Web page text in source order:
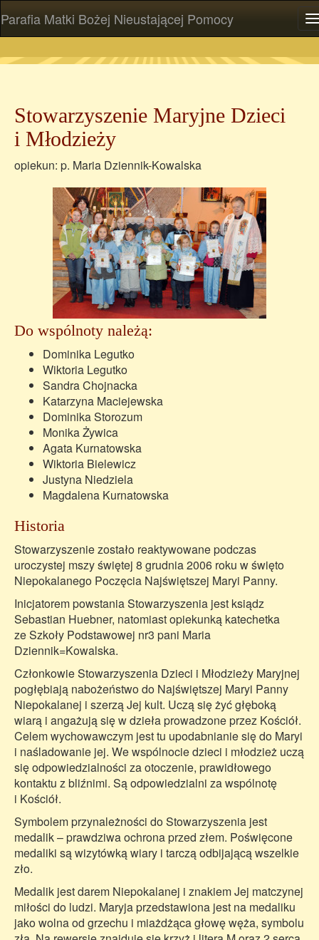
Parafia Matki Bożej Nieustającej Pomocy
Stowarzyszenie Maryjne Dzieci
i Młodzieży
opiekun: p. Maria Dziennik-Kowalska
Do wspólnoty należą:
Dominika Legutko
Wiktoria Legutko
Sandra Chojnacka
Katarzyna Maciejewska
Dominika Storozum
Monika Żywica
Agata Kurnatowska
Wiktoria Bielewicz
Justyna Niedziela
Magdalena Kurnatowska
Historia
Stowarzyszenie zostało reaktywowane podczas
uroczystej mszy świętej 8 grudnia 2006 roku w święto
Niepokalanego Poczęcia Najświętszej Maryi Panny.
Inicjatorem powstania Stowarzyszenia jest ksiądz
Sebastian Huebner, natomiast opiekunką katechetka
ze Szkoły Podstawowej nr3 pani Maria
Dziennik=Kowalska.
Członkowie Stowarzyszenia Dzieci i Młodzieży Maryjnej
pogłębiają nabożeństwo do Najświętszej Maryi Panny
Niepokalanej i szerzą Jej kult. Uczą się żyć głęboką
wiarą i angażują się w dzieła prowadzone przez Kościół.
Celem wychowawczym jest tu upodabnianie się do Maryi
i naśladowanie jej. We wspólnocie dzieci i młodzież uczą
się odpowiedzialności za otoczenie, prawidłowego
kontaktu z bliźnimi. Są odpowiedzialni za wspólnotę
i Kościół.
Symbolem przynależności do Stowarzyszenia jest
medalik – prawdziwa ochrona przed złem. Poświęcone
medaliki są wizytówką wiary i tarczą odbijającą wszelkie
zło.
Medalik jest darem Niepokalanej i znakiem Jej matczynej
miłości do ludzi. Maryja przedstawiona jest na medaliku
jako wolna od grzechu i miażdżąca głowę węża, symbolu